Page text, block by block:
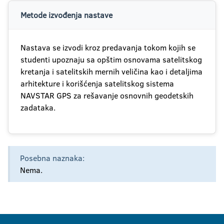
Metode izvođenja nastave
Nastava se izvodi kroz predavanja tokom kojih se
studenti upoznaju sa opštim osnovama satelitskog
kretanja i satelitskih mernih veličina kao i detaljima
arhitekture i korišćenja satelitskog sistema
NAVSTAR GPS za rešavanje osnovnih geodetskih
zadataka.
Posebna naznaka:
Nema.